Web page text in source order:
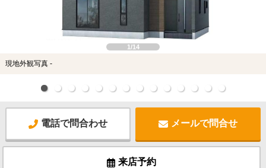
1/14
現地外観写真 -
電話で問合わせ メールで問合せ
来店予約